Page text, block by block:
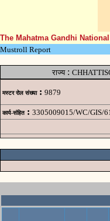
The Mahatma Gandhi
Mustroll Report
राज्य:
मस्टर रोल संख्या : 9879
कार्य-संहित : 3305009015/WC/GIS/